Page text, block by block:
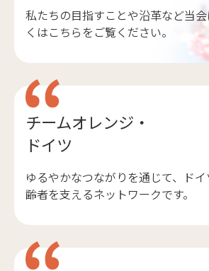
私たちの目指すことや沿革など当
くはこちらをご覧ください。
チームオレンジ・
ドイツ
ゆるやかなつながりを通じて、ド
齢者を支えるネットワークです。